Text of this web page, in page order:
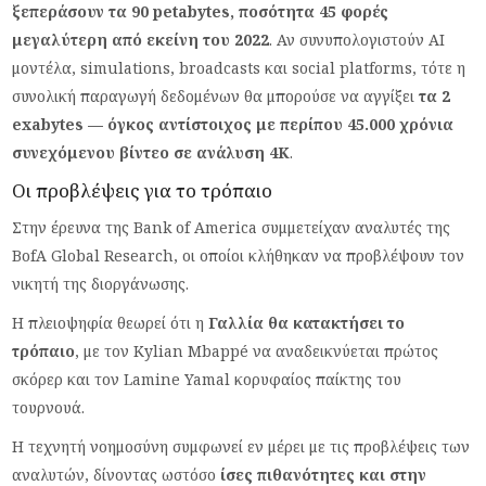
ξεπεράσουν τα 90 petabytes, ποσότητα 45 φορές
μεγαλύτερη από εκείνη του 2022. Αν συνυπολογιστούν AI
μοντέλα, simulations, broadcasts και social platforms, τότε η
συνολική παραγωγή δεδομένων θα μπορούσε να αγγίξειτα 2
exabytes — όγκος αντίστοιχος με περίπου 45.000 χρόνια
συνεχόμενου βίντεο σε ανάλυση 4K.
Οι προβλέψεις για το τρόπαιο
Στην έρευνα της Bank of America συμμετείχαν αναλυτές της
BofA Global Research, οι οποίοι κλήθηκαν να προβλέψουν τον
νικητή της διοργάνωσης.
Η πλειοψηφία θεωρεί ότι ηΓαλλία θα κατακτήσει το
τρόπαιο, με τον Kylian Mbappé να αναδεικνύεται πρώτος
σκόρερ και τον Lamine Yamal κορυφαίος παίκτης του
τουρνουά.
Η τεχνητή νοημοσύνη συμφωνεί εν μέρει με τις προβλέψεις των
αναλυτών, δίνοντας ωστόσο ίσες πιθανότητες και στην